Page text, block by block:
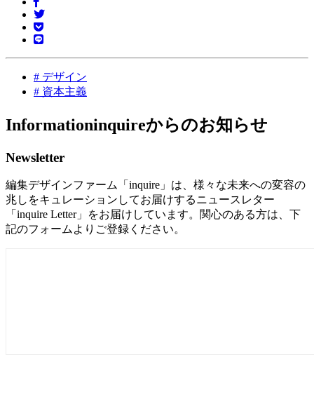
# デザイン
# 資本主義
Informationinquireからのお知らせ
Newsletter
編集デザインファーム「inquire」は、様々な未来への変容の
兆しをキュレーションしてお届けするニュースレター
「inquire Letter」をお届けしています。関心のある方は、下
記のフォームよりご登録ください。